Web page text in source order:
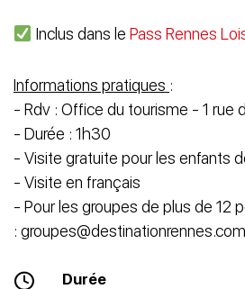
Inclus dans le Pass Rennes
Informations pratiques :
- Rdv : Office du tourisme - 1 rue
- Durée : 1h30
- Visite gratuite pour les enfants
- Visite en français
- Pour les groupes de plus de 12
: groupes@destinationrennes.com
Durée